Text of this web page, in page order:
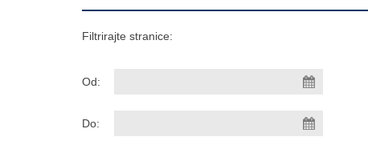
Filtrirajte stranice:
Od:
Do: